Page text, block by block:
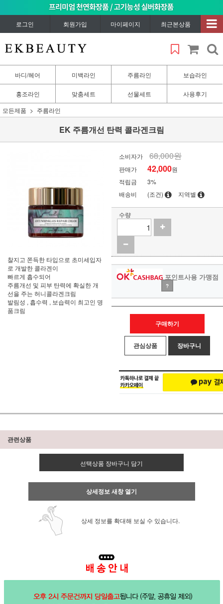
로그인 회원가입 마이페이지 최근본상품
바디/헤어 미백라인 주름라인 보습라인
홍조라인 맞춤세트 선물세트
사용후기
모든제품
주름라인
EK 주름개선 탄력 콜라겐크림
찰지고 쫀득한 타입으로 초미세입자
로 개발한 콜라겐이
빠르게 흡수되어
주름개선 및 피부 탄력에 확실한 개
선을 주는 허니콜라겐크림
발림성 , 흡수력 , 보습력이 최고인 명
품크림
소비자가 68,000원
판매가 42,000원
적립금
3%
배송비
(조건) 지역별
수량
포인트사용 가맹점
?
구매하기
관심상품 장바구니
관련상품
선택상품 장바구니 담기
상세정보 새창 열기
상세 정보를 확대해 보실 수 있습니다.